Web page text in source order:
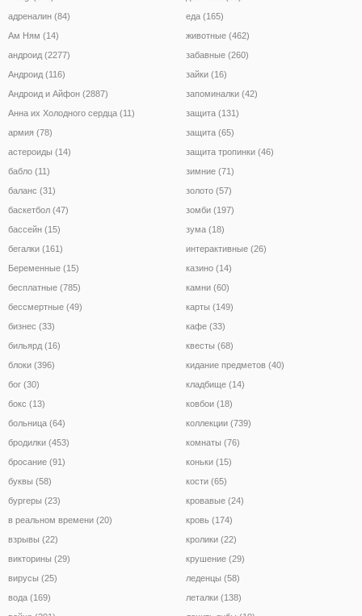
адреналин (84)
Ам Ням (14)
андроид (2277)
Андроид (116)
Андроид и Айфон (2887)
Анна их Холодного сердца (11)
армия (78)
астероиды (14)
бабло (11)
баланс (31)
баскетбол (47)
бассейн (15)
бегалки (161)
Беременные (15)
бесплатные (785)
бессмертные (49)
бизнес (33)
бильярд (16)
блоки (396)
бог (30)
бокс (13)
больница (64)
бродилки (453)
бросание (91)
буквы (58)
бургеры (23)
в реальном времени (20)
взрывы (22)
викторины (29)
вирусы (25)
вода (169)
еда (165)
животные (462)
забавные (260)
зайки (16)
запоминалки (42)
защита (131)
защита (65)
защита тропинки (46)
зимние (71)
золото (57)
зомби (197)
зума (18)
интерактивные (26)
казино (14)
камни (60)
карты (149)
кафе (33)
квесты (68)
кидание предметов (40)
кладбище (14)
ковбои (18)
коллекции (739)
комнаты (76)
коньки (15)
кости (65)
кровавые (24)
кровь (174)
кролики (22)
крушение (29)
леденцы (58)
леталки (138)